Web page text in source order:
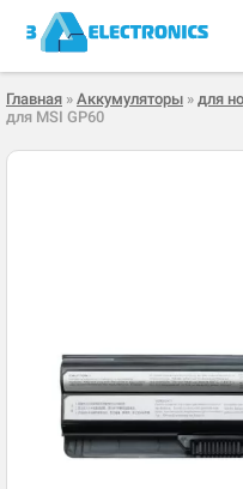
Главная » Аккумуляторы » для
для MSI GP60